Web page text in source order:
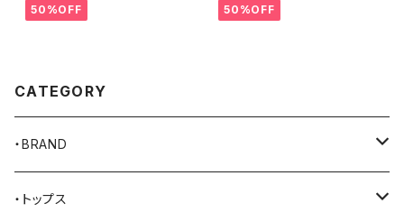
50%OFF 50%OFF
CATEGORY
・BRAND
AKER
・トップス